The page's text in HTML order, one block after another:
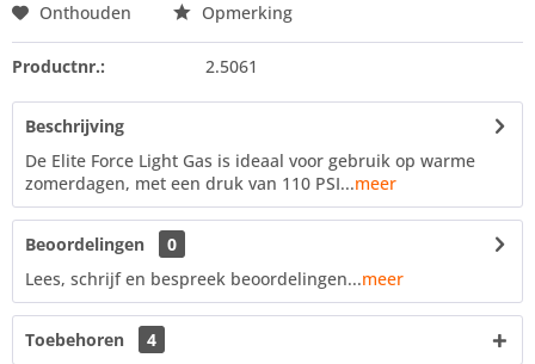
Onthouden
Opmerking
Productnr.: 2.5061
Beschrijving
De Elite Force Light Gas is ideaal voor gebruik op warme
zomerdagen, met een druk van 110 PSI...meer
Beoordelingen
0
Lees, schrijf en bespreek beoordelingen...meer
Toebehoren 4